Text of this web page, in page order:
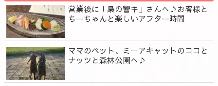
営業後に「梟の響キ」さんへ♪お客様と
ちーちゃんと楽しいアフター時間
ママのペット、ミーアキャットのココと
ナッツと森林公園へ♪